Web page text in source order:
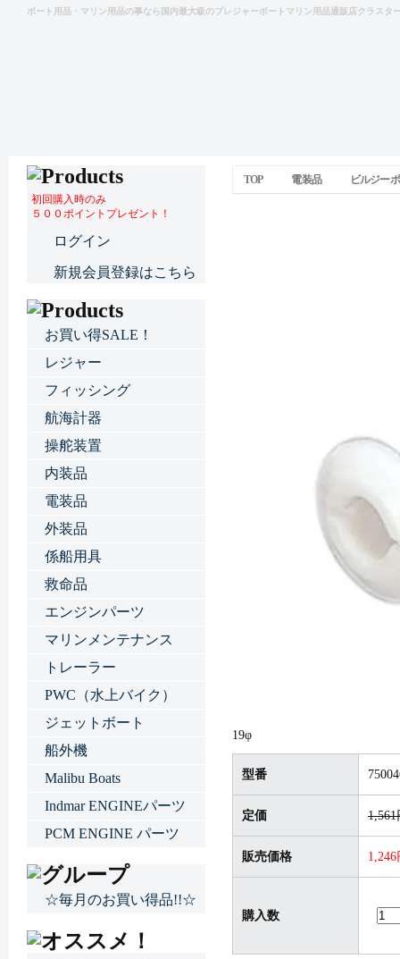
ボート用品・マリン用品の事なら国内最大級のプレジャーボートマリン用品通販店クラスタ
TOP 電装品 ビルジー
19φ
型番
定価
販売価格
購入数
初回購入時のみ
５００ポイントプレゼント！
ログイン
新規会員登録はこちら
お買い得SALE！
レジャー
フィッシング
航海計器
操舵装置
内装品
電装品
外装品
係船用具
救命品
エンジンパーツ
マリンメンテナンス
トレーラー
PWC（水上バイク）
ジェットボート
船外機
Malibu Boats
Indmar ENGINEパーツ
PCM ENGINE パーツ
☆毎月のお買い得品!!☆